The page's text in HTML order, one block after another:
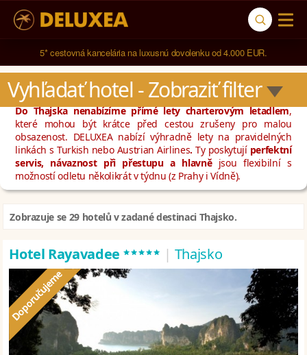
Navštívili sme 791 hotelov v 123 krajinách sveta.
5* cestovná kancelária na luxusnú dovolenku od 4.000 EUR.
Vyhľadať hotel - Zobraziť filter
Do Thajska nenabízíme přímé lety charterovým letadlem,
které mohou být krátce před cestou zrušeny pro malou
obsazenost. DELUXEA nabízí výhradně lety na pravidelných
linkách s Turkish nebo Austrian Airlines. Ty poskytují perfektní
servis, návaznost při přestupu a hlavnějsou flexibilní s
možností odletu několikrát v týdnu (z Prahy i Vídně).
Zobrazuje se 29 hotelů v zadané destinaci Thajsko.
Hotel Rayavadee ***** | Thajsko